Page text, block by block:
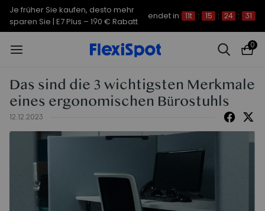
Je früher Sie kaufen, desto mehr
sparen Sie | C7 Morpher – 290 €
Rabatt
0
Das sind die 3 wichtigsten Merkmale
eines ergonomischen Bürostuhls
12.12.2023